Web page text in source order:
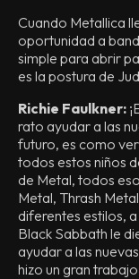
Cuando Metallica
oportunidad a
simple para abrir
es la postura de
Richie Faulkner:
rato ayudar a las
futuro, es como
todos estos niños
de Metal, todos
Metal, Thrash
diferentes estilos,
Black Sabbath le
ayudar a las
hizo un gran